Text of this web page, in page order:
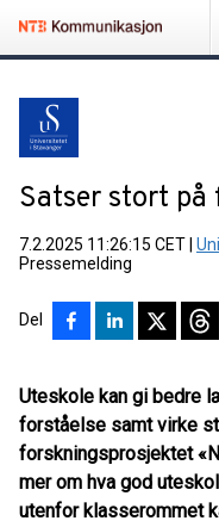
Satser stort på
7.2.2025 11:26:15 CET
Pressemelding
Del
Uteskole kan gi bedre
forståelse samt virke
forskningsprosjektet
mer om hva god
utenfor klasserommet